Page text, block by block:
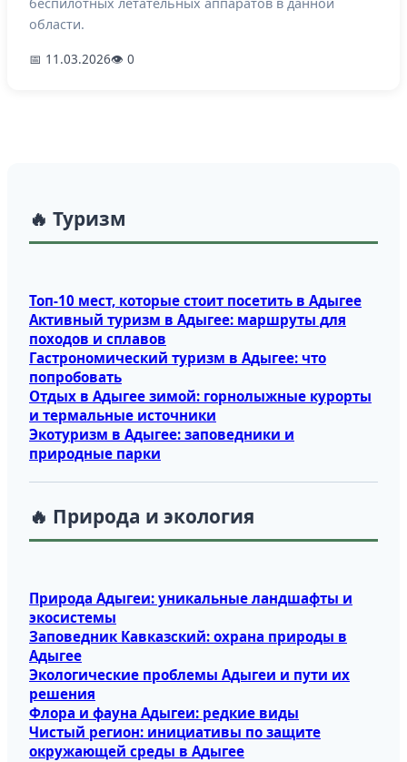
области.
📅 11.03.2026👁 0
🔥 Туризм
Топ‑10 мест, которые стоит посетить в Адыгее
Активный туризм в Адыгее: маршруты для
походов и сплавов
Гастрономический туризм в Адыгее: что
попробовать
Отдых в Адыгее зимой: горнолыжные курорты
и термальные источники
Экотуризм в Адыгее: заповедники и
природные парки
🔥 Природа и экология
Природа Адыгеи: уникальные ландшафты и
экосистемы
Заповедник Кавказский: охрана природы в
Адыгее
Экологические проблемы Адыгеи и пути их
решения
Флора и фауна Адыгеи: редкие виды
Чистый регион: инициативы по защите
окружающей среды в Адыгее